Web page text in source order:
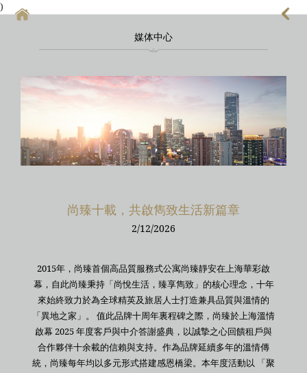
)
首頁
上海酒店式公寓
上海service apartment
上海短租
媒体中心
尚臻十載，共啟雋致生活新篇章
2/12/2026
2015年，尚臻首個高品質服務式公寓尚臻靜安在上海華彩啟
幕，自此尚臻秉持「尚悅生活，臻享雋致」的核心理念，十年
來始終致力於為全球精英及旅居人士打造兼具品質與溫情的
「異地之家」。 值此品牌十周年裏程碑之際，尚臻於上海溫情
啟幕 2025 年度客戶與中介答謝盛典，以誠摯之心回饋租戶與
合作夥伴十余載的信賴與支持。作為品牌延續多年的溫情傳
統，尚臻每年均以多元形式搭建感恩橋梁。本年度活動以 「聚